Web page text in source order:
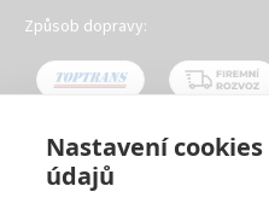
Nastavení
údajů
Způsob dopravy: